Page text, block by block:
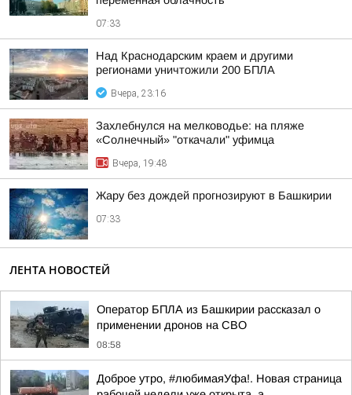
07:33
Над Краснодарским краем и другими
регионами уничтожили 200 БПЛА
Вчера, 23:16
Захлебнулся на мелководье: на пляже
«Солнечный» "откачали" уфимца
Вчера, 19:48
Жару без дождей прогнозируют в Башкирии
07:33
ЛЕНТА НОВОСТЕЙ
Оператор БПЛА из Башкирии рассказал о
применении дронов на СВО
08:58
Доброе утро, #любимаяУфа!. Новая страница